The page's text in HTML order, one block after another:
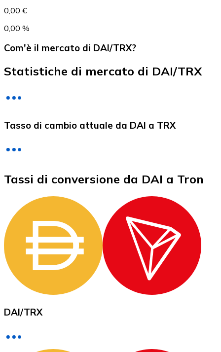
Vedi tutto
0,00 €
0,00 %
Com'è il mercato di DAI/TRX?
Statistiche di mercato di DAI/TRX
Tasso di cambio attuale da DAI a TRX
Tassi di conversione da DAI a Tron
DAI/TRX